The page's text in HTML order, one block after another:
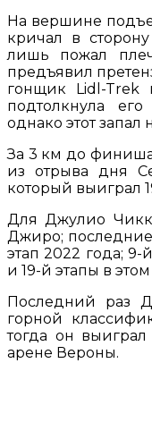
На вершине
кричал в
лишь пожал
предъявил
гонщик Lidl-Trek
подтолкнула
однако этот запал
За 3 км до
из отрыва дня
который выиграл
Для Джулио
Джиро; последние
этап 2022 года; 9-
и 19-й этапы в
Последний раз
горной
тогда он
арене Вероны.